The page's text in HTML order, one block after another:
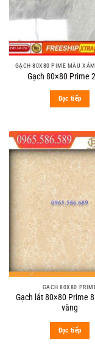
Gạch 80×80 Prime
Đọc tiếp
GẠCH 80X80
Gạch lát 80×80 Prime
vàng
Đọc tiếp